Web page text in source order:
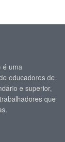
é uma
educadores de
e superior,
que